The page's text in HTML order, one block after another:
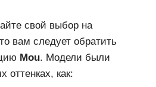
свой выбор на
вам следует обратить
Mou. Модели были
оттенках, как: